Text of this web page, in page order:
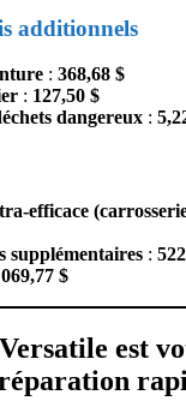
additionnels
: 368,68 $
: 127,50 $
dangereux :
efficace
supplémentaires :
$
est